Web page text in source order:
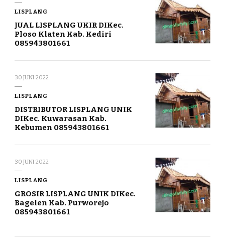
LISPLANG
JUAL LISPLANG UKIR DIKec.
Ploso Klaten Kab. Kediri
085943801661
30 JUNI 2022
LISPLANG
DISTRIBUTOR LISPLANG UNIK
DIKec. Kuwarasan Kab.
Kebumen 085943801661
30 JUNI 2022
LISPLANG
GROSIR LISPLANG UNIK DIKec.
Bagelen Kab. Purworejo
085943801661